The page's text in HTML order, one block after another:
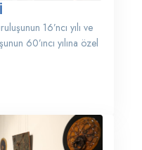
16’ncı yılı ve
60’ıncı yılına özel